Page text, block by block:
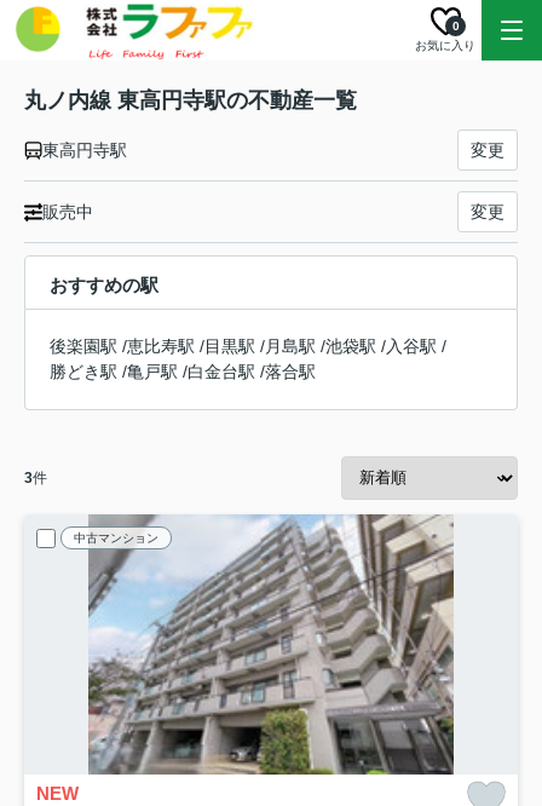
お気に入り
0
丸ノ内線 東高円寺駅の不動産一覧
東高円寺駅 変更
販売中 変更
おすすめの駅
後楽園駅 /恵比寿駅 /目黒駅 /月島駅 /池袋駅 /入谷駅 /
勝どき駅 /亀戸駅 /白金台駅 /落合駅
3件
中古マンション
NEW